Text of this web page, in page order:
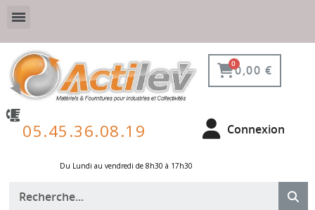
0,00 €
05.45.36.08.19 Connexion
Du Lundi au vendredi de 8h30 à 17h30 ​